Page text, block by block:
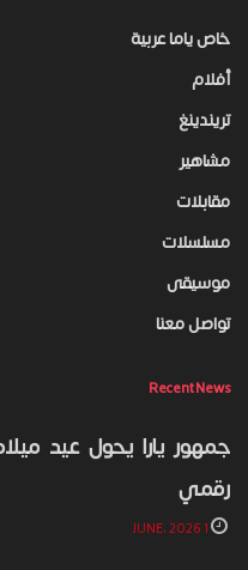
خاص ياما عربية
أفلام
تريندينغ
مشاهير
مقابلات
مسلسلات
موسيقى
تواصل معنا
Recent News
جمهور يارا يحول عيد
رقمي